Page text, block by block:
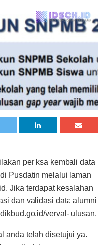
periksa kembali data
Pusdatin melalui laman
Jika terdapat kesalahan
dan validasi data alumni
verval-lulusan.
anda telah disetujui ya.